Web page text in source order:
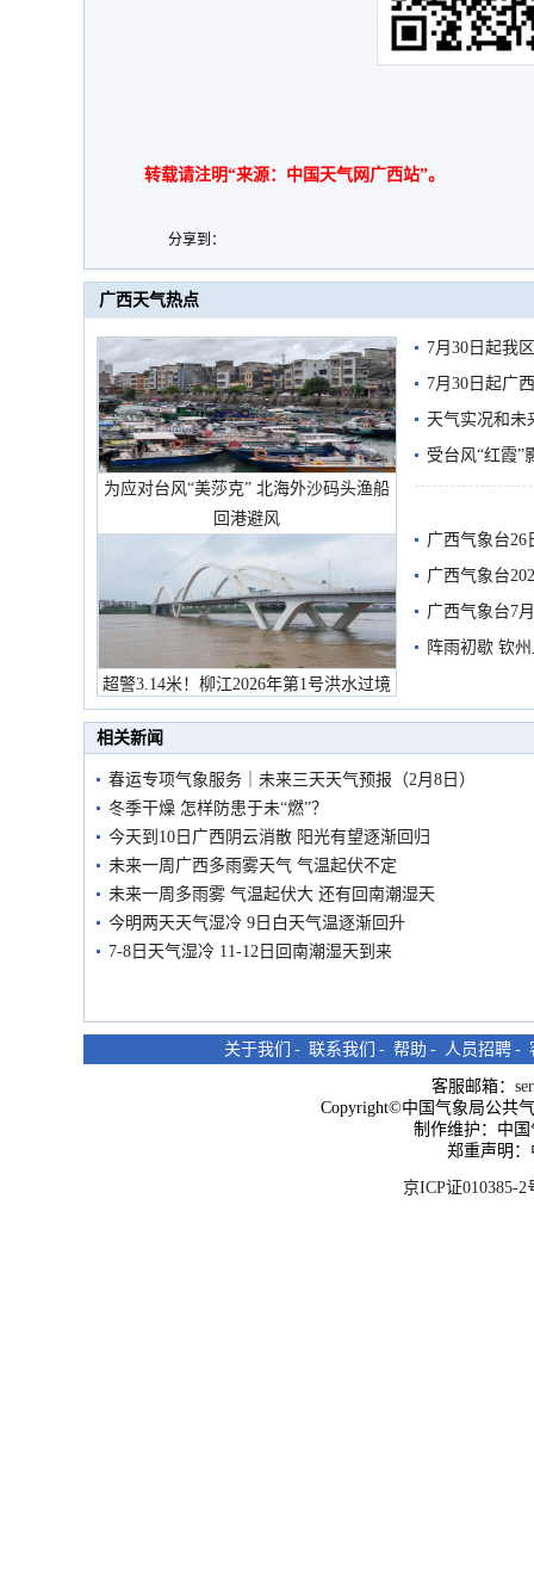
转载请注明“来源：中国天气网广西站”。
分享到：
广西天气热点
为应对台风“美莎克” 北海外沙码头渔船
回港避风
超警3.14米！柳江2026年第1号洪水过境
市民在堤岸见证汛况
7月30日起我
7月30日起广
天气实况和未
受台风“红霞”
有较强降雨
广西气象台26
广西气象台
预警
广西气象台7
阵雨初歇 钦
相关新闻
春运专项气象服务｜未来三天天气预报（2月8日）
冬季干燥 怎样防患于未“燃”？
今天到10日广西阴云消散 阳光有望逐渐回归
未来一周广西多雨雾天气 气温起伏不定
未来一周多雨雾 气温起伏大 还有回南潮湿天
今明两天天气湿冷 9日白天气温逐渐回升
7-8日天气湿冷 11-12日回南潮湿天到来
关于我们 - 联系我们 - 帮助 - 人员招聘 -
客服邮箱：
Copyright©中国气象局公共
制作维护：中
郑重声明
京ICP证010385-2